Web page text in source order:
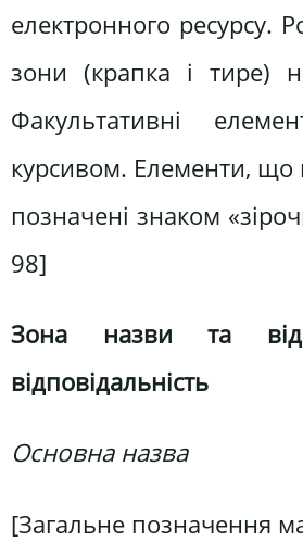
електронного ресурсу.
зони (крапка і тире)
Факультативні
курсивом. Елементи, що
позначені знаком
98]
Зона назви та
відповідальність
Основна назва
[Загальне позначення